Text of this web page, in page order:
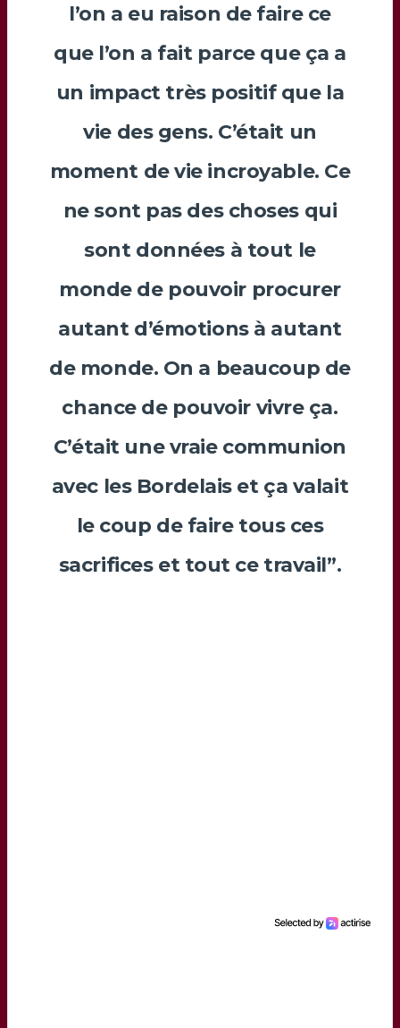
l’on a eu raison de faire ce
que l’on a fait parce que ça a
un impact très positif que la
vie des gens. C’était un
moment de vie incroyable. Ce
ne sont pas des choses qui
sont données à tout le
monde de pouvoir procurer
autant d’émotions à autant
de monde. On a beaucoup de
chance de pouvoir vivre ça.
C’était une vraie communion
avec les Bordelais et ça valait
le coup de faire tous ces
sacrifices et tout ce travail”.